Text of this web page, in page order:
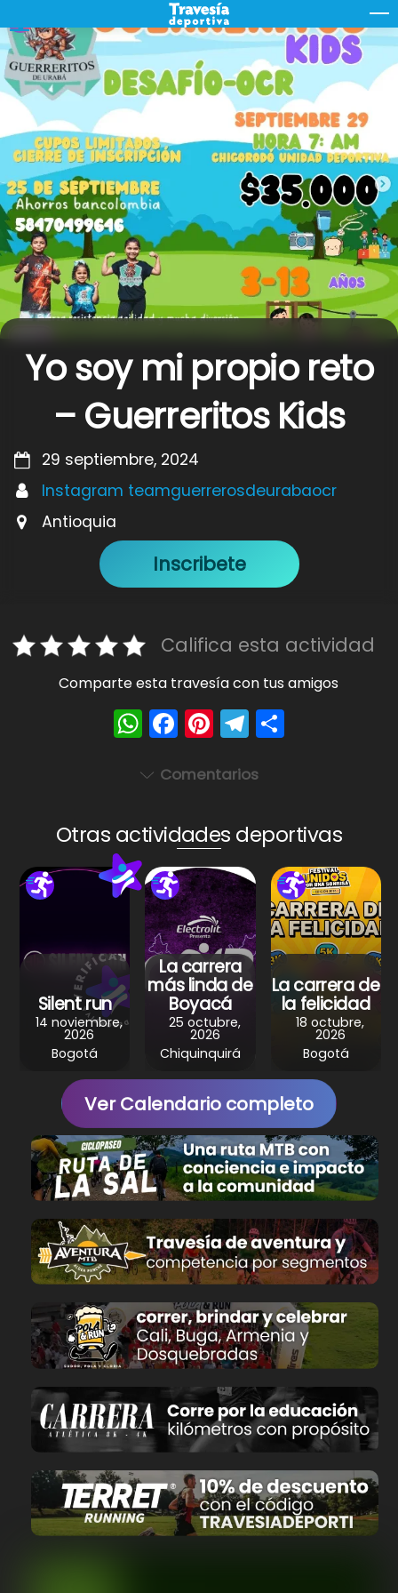
to
content
Yo soy mi propio reto
– Guerreritos Kids
29 septiembre, 2024
Instagram teamguerrerosdeurabaocr
Antioquia
Inscribete
Califica esta actividad
Comparte esta travesía con tus amigos
W
h
a
A
p
p
F
a
c
b
o
o
k
Pi
nt
er
st
T
el
e
a
m
Comentarios
Otras actividades deportivas
Silent run
14 noviembre,
2026
Bogotá
La carrera
más linda de
Boyacá
25 octubre,
2026
Chiquinquirá
La carrera de
la felicidad
18 octubre,
2026
Bogotá
Ver Calendario completo